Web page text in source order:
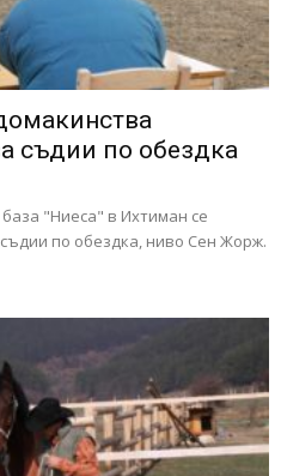
съдии по обездка
"Ниеса" в Ихтиман се
по обездка, ниво Сен Жорж.